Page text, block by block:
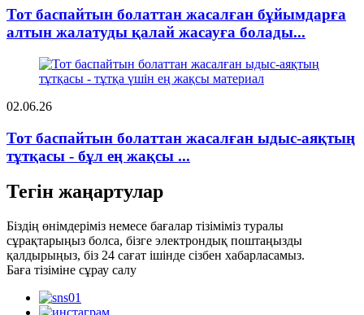
Тот баспайтын болаттан жасалған бұйымдарға
алтын жалатуды қалай жасауға болады...
02.06.26
Тот баспайтын болаттан жасалған ыдыс-аяқтың
тұтқасы - бұл ең жақсы ...
Тегін жаңартулар
Біздің өнімдеріміз немесе бағалар тізіміміз туралы
сұрақтарыңыз болса, бізге электрондық поштаңызды
қалдырыңыз, біз 24 сағат ішінде сізбен хабарласамыз.
Баға тізіміне сұрау салу